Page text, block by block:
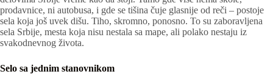
prodavnice, ni autobusa, i gde se tišina čuje glasnije od reči – postoje
sela koja još uvek dišu. Tiho, skromno, ponosno. To su zaboravljena
sela Srbije, mesta koja nisu nestala sa mape, ali polako nestaju iz
svakodnevnog života.
Selo sa jednim stanovnikom